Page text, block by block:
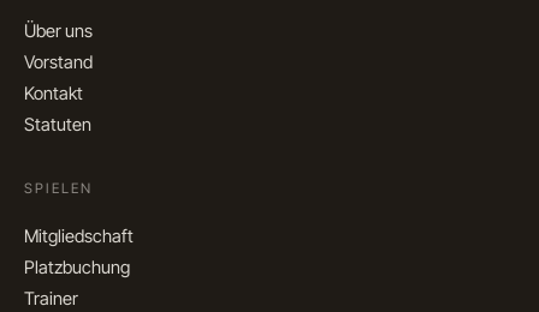
Über uns
Vorstand
Kontakt
Statuten
SPIELEN
Mitgliedschaft
Platzbuchung
Trainer